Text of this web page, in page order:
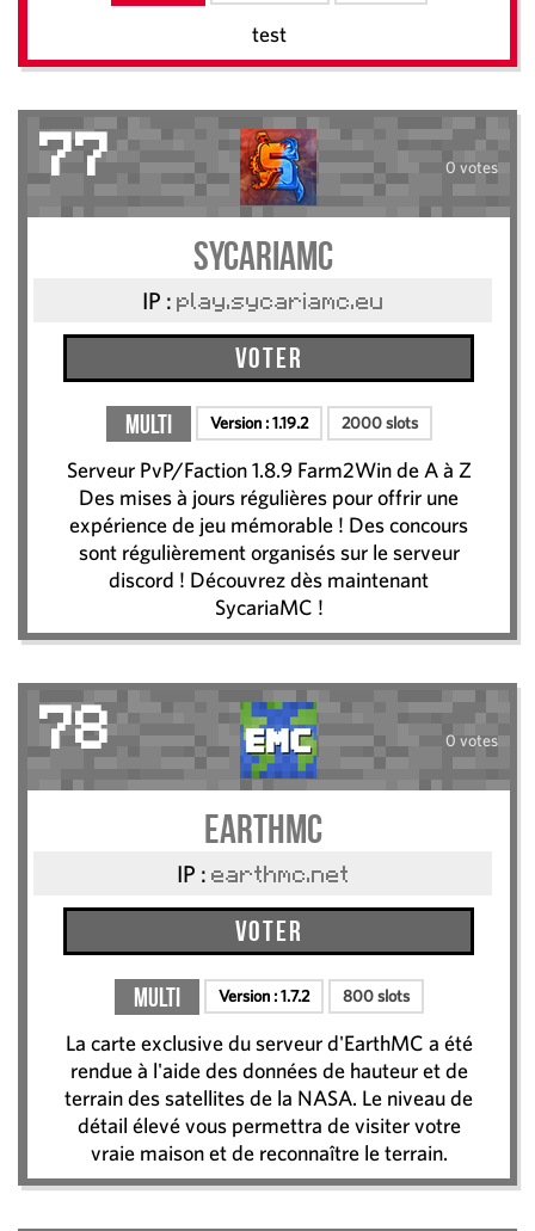
test
77 0 votes
SycariaMC
IP : play.sycariamc.eu
Voter
Multi Version :1.19.2 2000 slots
Serveur PvP/Faction 1.8.9 Farm2Win de A à Z
Des mises à jours régulières pour offrir une
expérience de jeu mémorable ! Des concours
sont régulièrement organisés sur le serveur
discord ! Découvrez dès maintenant
SycariaMC !
78 0 votes
EarthMC
IP : earthmc.net
Voter
Multi Version :1.7.2 800 slots
La carte exclusive du serveur d'EarthMC a été
rendue à l'aide des données de hauteur et de
terrain des satellites de la NASA. Le niveau de
détail élevé vous permettra de visiter votre
vraie maison et de reconnaître le terrain.